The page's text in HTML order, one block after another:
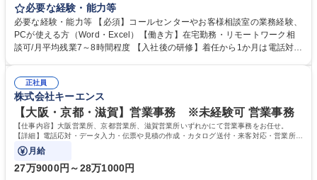
お客様のお声をより良い商品づくりに活かしていく上で、窓口となるお客
様相談室でのお仕事です。 日々お客様からいただくキリングループへのご
意見を、企業活動に活かしています。お客様からの声に迅速かつ誠意をも
って対応、情報提供するとともにグループ内活動に反映しています。 【具
平均100件前後■メール・手紙：同上40件前後 募集職種 中野本社【お客様
相談室】お客様のお声をもとにより良い商品づくりへ貢献
必要な経験・能力等
必要な経験・能力等 【必須】コールセンターやお客様相談室の業務経験、
PCが使える方（Word・Excel）【働き方】在宅勤務・リモートワーク相
談可/月平均残業7～8時間程度 【入社後の研修】着任から1か月は電話対応
すのでご安心ください。 【当社について】キリングループの広報機能を担
う会社として、お客様との出会いを大切にし、磨き上げたホスピタリティ
を込めてコミュニケーションをとりながら広報関連業務を行っておりま
す。 学歴・資格 学歴：大学院 大学 高専 短大 専修学校 高校 語学力： 資
格：
正社員
株式会社キーエンス
【大阪・京都・滋賀】営業事務 ※未経験可 営業事務
【仕事内容】大阪営業所、京都営業所、滋賀営業所いずれかにて営業事務をお任せ。
【詳細】電話応対・データ入力・伝票や見積の作成・カタログ送付・来客対応・営業所内
で発生する事務業務や業務改善をお任せ。
月給
27万9000円～28万1000円